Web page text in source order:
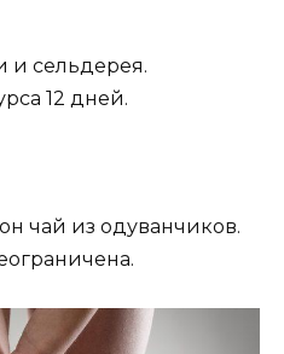
и сельдерея.
12 дней.
чай из одуванчиков.